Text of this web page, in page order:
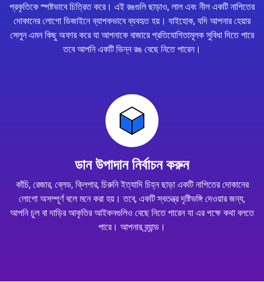
প্রকৃতিকে স্পষ্টভাবে চিত্রিত করে। এই রঙগুলি ছাড়াও, লাল এবং নীল একটি নাপিতের
দোকানের লোগো ডিজাইনে ব্যাপকভাবে ব্যবহৃত হয়। যাইহোক, যদি আপনার হেয়ার
সেলুন এমন কিছু অফার করে যা আপনাকে বাজারে প্রতিযোগিতামূলক সুবিধা দিতে পারে
তবে আপনি একটি ভিন্ন রঙ বেছে নিতে পারেন।
ডান উপাদান নির্বাচন করুন
কাঁচি, রেজার, ব্লেড, ক্লিপার, চিরুনি ইত্যাদি চিহ্ন ছাড়া একটি নাপিতের দোকানের
লোগো অসম্পূর্ণ বলে মনে করা হয়। তবে, একটি স্বতন্ত্র দৃষ্টিভঙ্গি দেওয়ার জন্য,
আপনি চুল বা দাড়ির আকৃতির আইকনগুলিও বেছে নিতে পারেন যা এর পক্ষে কথা বলতে
পারে। আপনার ব্র্যান্ড।